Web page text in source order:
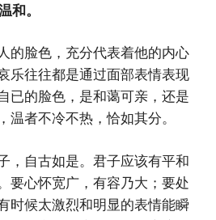
和。
的脸色，充分代表着他的内心
乐往往都是通过面部表情表现
已的脸色，是和蔼可亲，还是
温者不冷不热，恰如其分。
，自古如是。君子应该有平和
要心怀宽广，有容乃大；要处
时候太激烈和明显的表情能瞬